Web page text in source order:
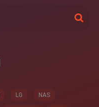
搜
索
LG NAS